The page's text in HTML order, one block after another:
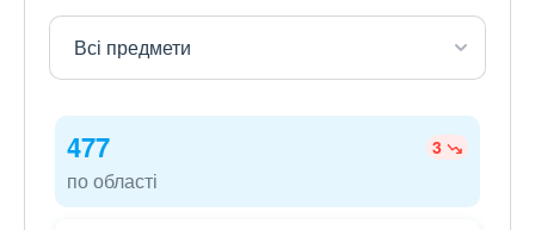
477 3
по області